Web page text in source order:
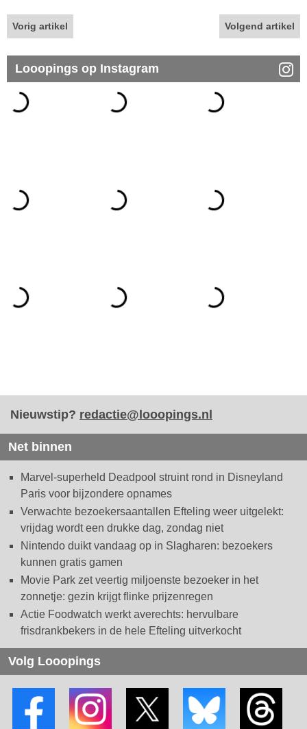
Vorig artikel Volgend artikel
Looopings op Instagram
Nieuwstip? redactie@looopings.nl
Net binnen
Marvel-superheld Deadpool struint rond in Disneyland
Paris voor bijzondere opnames
Verwachte bezoekersaantallen Efteling weer uitgelekt:
vrijdag wordt een drukke dag, zondag niet
Nintendo duikt vandaag op in Slagharen: bezoekers
kunnen gratis gamen
Movie Park zet veertig miljoenste bezoeker in het
zonnetje: gezin krijgt flinke prijzenregen
Actie Foodwatch werkt averechts: hervulbare
frisdrankbekers in de hele Efteling uitverkocht
Volg Looopings